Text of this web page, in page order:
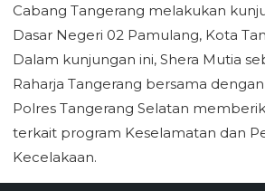
Cabang Tangerang melakukan
Dasar Negeri 02 Pamulang, Kota
Dalam kunjungan ini, Shera Mutia
Raharja Tangerang bersama
Polres Tangerang Selatan
terkait program Keselamatan dan
Kecelakaan.